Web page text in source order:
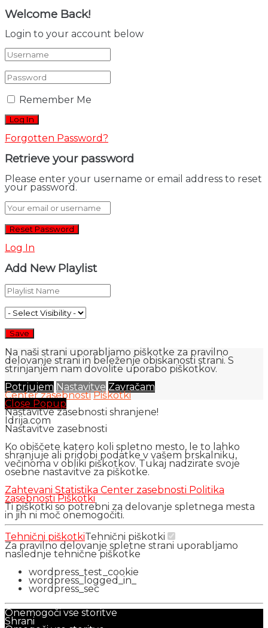
Welcome Back!
Login to your account below
Remember Me
Forgotten Password?
Retrieve your password
Please enter your username or email address to reset
your password.
Log In
Add New Playlist
Na naši strani uporabljamo piškotke za pravilno
delovanje strani in beleženje obiskanosti strani. S
strinjanjem nam dovolite uporabo piškotkov.
Potrjujem Nastavitve Zavračam
Center zasebnosti Piškotki
Close Popup
Nastavitve zasebnosti shranjene!
Idrija.com
Nastavitve zasebnosti
Ko obiščete katero koli spletno mesto, le to lahko
shranjuje ali pridobi podatke v vašem brskalniku,
večinoma v obliki piškotkov. Tukaj nadzirate svoje
osebne nastavitve za piškotke.
Zahtevani Statistika Center zasebnosti Politika
zasebnosti Piškotki
Ti piškotki so potrebni za delovanje spletnega mesta
in jih ni moč onemogočiti.
Tehnični piškotkiTehnični piškotki
Za pravilno delovanje spletne strani uporabljamo
naslednje tehnične piškotke
wordpress_test_cookie
wordpress_logged_in_
wordpress_sec
Onemogoči vse storitve
Shrani